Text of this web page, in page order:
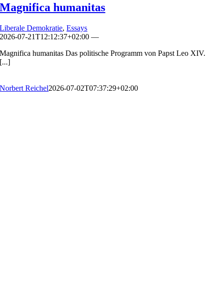
Magnifica humanitas
Liberale Demokratie,Essays
2026-07-21T12:12:37+02:00 —
Magnifica humanitas Das politische Programm von Papst Leo XIV.
[...]
Norbert Reichel2026-07-02T07:37:29+02:00